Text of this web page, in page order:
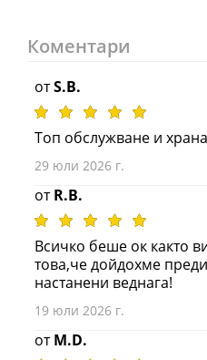
Коментари
отS.B.
Топ обслужване и
29 юли 2026 г.
отR.B.
Всичко беше ок както
това,че дойдохме
настанени веднага!
19 юли 2026 г.
отM.D.